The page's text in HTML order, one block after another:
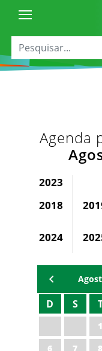
Agenda
2023
2018
2024
D S
1
6
7 8